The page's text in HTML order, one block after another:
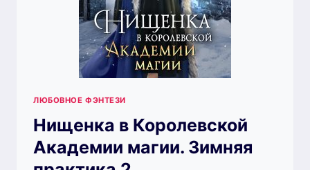
ЛЮБОВНОЕ ФЭНТЕЗИ
Нищенка в Королевской
Академии магии. Зимняя